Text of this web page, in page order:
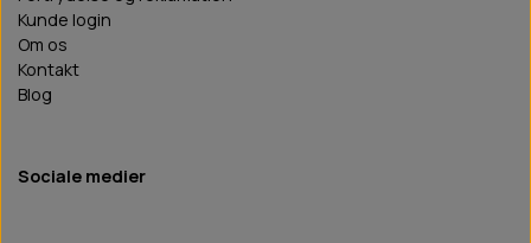
Kunde login
Om os
Kontakt
Blog
Sociale medier